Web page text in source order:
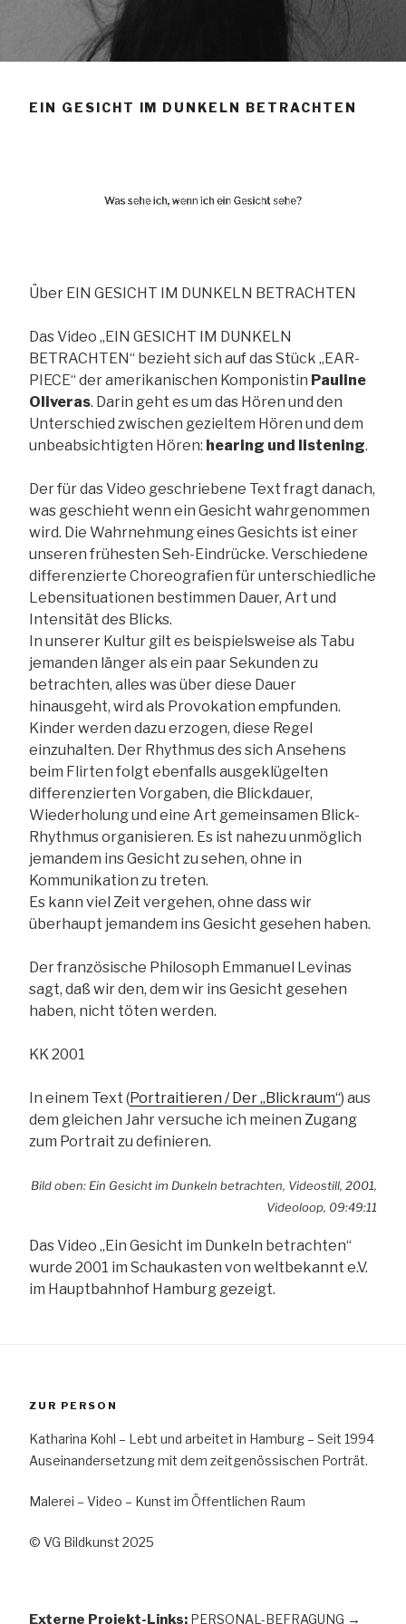
EIN GESICHT IM DUNKELN BETRACHTEN
Über EIN GESICHT IM DUNKELN BETRACHTEN
Das Video „EIN GESICHT IM DUNKELN
BETRACHTEN“ bezieht sich auf das Stück „EAR-
PIECE“ der amerikanischen Komponistin Pauline
Oliveras. Darin geht es um das Hören und den
Unterschied zwischen gezieltem Hören und dem
unbeabsichtigten Hören: hearing und listening.
Der für das Video geschriebene Text fragt danach,
was geschieht wenn ein Gesicht wahrgenommen
wird. Die Wahrnehmung eines Gesichts ist einer
unseren frühesten Seh-Eindrücke. Verschiedene
differenzierte Choreografien für unterschiedliche
Lebensituationen bestimmen Dauer, Art und
Intensität des Blicks.
In unserer Kultur gilt es beispielsweise als Tabu
jemanden länger als ein paar Sekunden zu
betrachten, alles was über diese Dauer
hinausgeht, wird als Provokation empfunden.
Kinder werden dazu erzogen, diese Regel
einzuhalten. Der Rhythmus des sich Ansehens
beim Flirten folgt ebenfalls ausgeklügelten
differenzierten Vorgaben, die Blickdauer,
Wiederholung und eine Art gemeinsamen Blick-
Rhythmus organisieren. Es ist nahezu unmöglich
jemandem ins Gesicht zu sehen, ohne in
Kommunikation zu treten.
Es kann viel Zeit vergehen, ohne dass wir
überhaupt jemandem ins Gesicht gesehen haben.
Der französische Philosoph Emmanuel Levinas
sagt, daß wir den, dem wir ins Gesicht gesehen
haben, nicht töten werden.
KK 2001
In einem Text (Portraitieren / Der „Blickraum“) aus
dem gleichen Jahr versuche ich meinen Zugang
zum Portrait zu definieren.
Bild oben: Ein Gesicht im Dunkeln betrachten, Videostill, 2001,
Videoloop, 09:49:11
Das Video „Ein Gesicht im Dunkeln betrachten“
wurde 2001 im Schaukasten von weltbekannt e.V.
im Hauptbahnhof Hamburg gezeigt.
ZUR PERSON
Katharina Kohl – Lebt und arbeitet in Hamburg – Seit 1994
Auseinandersetzung mit dem zeitgenössischen Porträt.
Malerei – Video – Kunst im Öffentlichen Raum
© VG Bildkunst 2025
Externe Projekt-Links: PERSONAL-BEFRAGUNG →